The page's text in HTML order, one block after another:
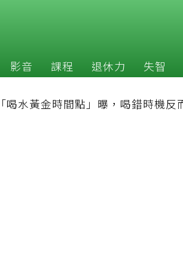
影音 課程 退休力 失智
喝水黃金時間點」曝，喝錯時機反